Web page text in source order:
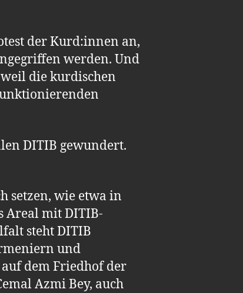
der Kurd:innen an,
werden. Und
die kurdischen
DITIB gewundert.
setzen, wie etwa in
Areal mit DITIB-
steht DITIB
und
dem Friedhof der
Azmi Bey, auch